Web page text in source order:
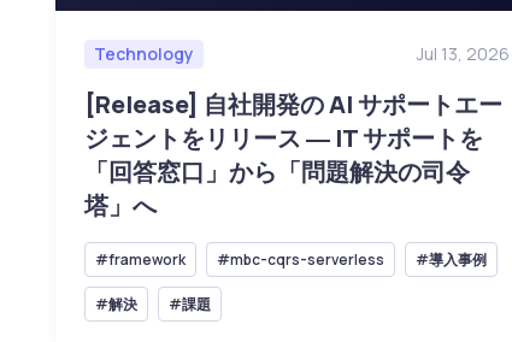
Technology Jul 13, 2026
[Release] 自社開発の AI サポートエー
ジェントをリリース ― IT サポートを
「回答窓口」から「問題解決の司令
塔」へ
#framework #mbc-cqrs-serverless #導入事例
#解決 #課題